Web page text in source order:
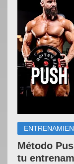
Método
tu